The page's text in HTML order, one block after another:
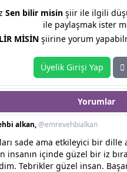
Sen bilir misin şiir ile ilgili
ile paylaşmak ister
MİSİNşiirine yorum
Üyelik Girişi Yap
Yorumlar
alkan,@emrevehbialkan
sade ama etkileyici bir dille
insanın içinde güzel bir iz
Tebrikler güzel insan.